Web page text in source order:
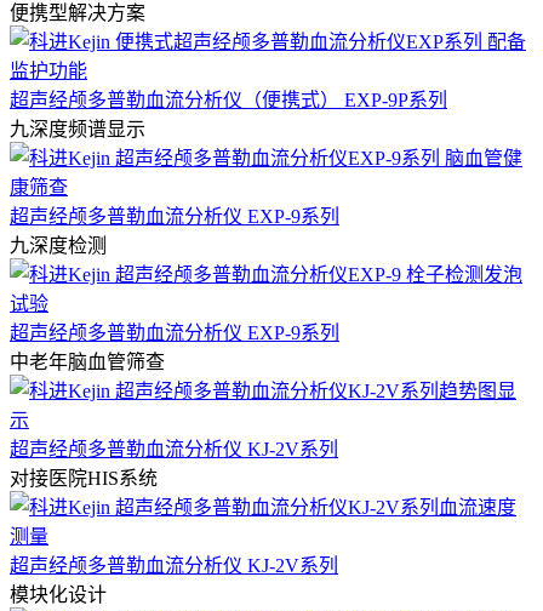
便携型解决方案
超声经颅多普勒血流分析仪（便携式） EXP-9P系列
九深度频谱显示
超声经颅多普勒血流分析仪 EXP-9系列
九深度检测
超声经颅多普勒血流分析仪 EXP-9系列
中老年脑血管筛查
超声经颅多普勒血流分析仪 KJ-2V系列
对接医院HIS系统
超声经颅多普勒血流分析仪 KJ-2V系列
模块化设计